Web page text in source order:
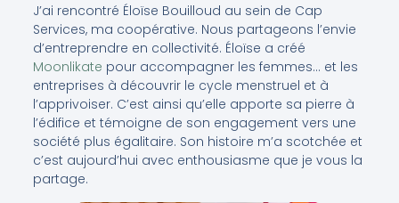
J’ai rencontré Éloïse Bouilloud au sein de Cap
Services, ma coopérative. Nous partageons l’envie
d’entreprendre en collectivité. Éloïse a créé
Moonlikate pour accompagner les femmes… et les
entreprises à découvrir le cycle menstruel et à
l’apprivoiser. C’est ainsi qu’elle apporte sa pierre à
l’édifice et témoigne de son engagement vers une
société plus égalitaire. Son histoire m’a scotchée et
c’est aujourd’hui avec enthousiasme que je vous la
partage.